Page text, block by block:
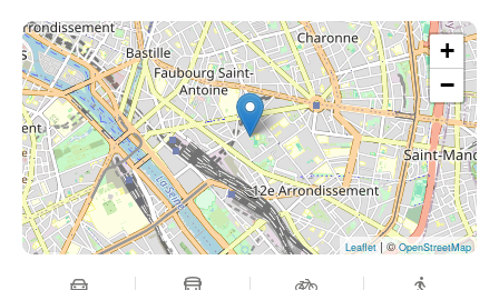
+
−
Leaflet| ©OpenStreetMap